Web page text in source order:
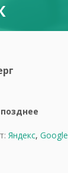
Яндекс, Google